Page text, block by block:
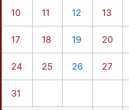
10 11 12 13
17 18 19 20
24 25 26 27
31